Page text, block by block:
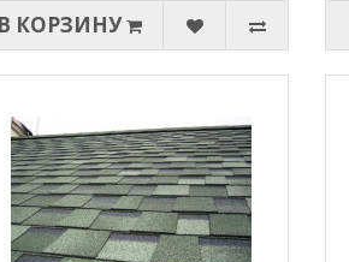
В КОРЗИНУ